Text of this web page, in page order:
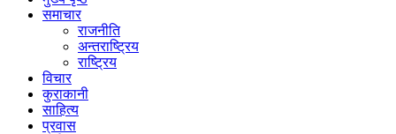
समाचार
राजनीति
अन्तराष्ट्रिय
राष्ट्रिय
विचार
कुराकानी
साहित्य
प्रवास